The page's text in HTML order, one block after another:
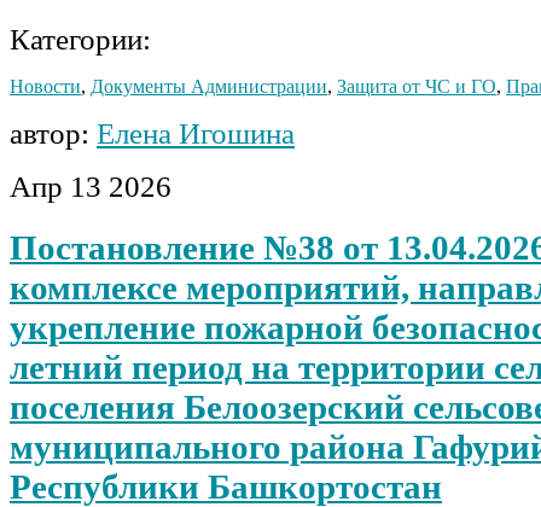
Категории:
Новости, Документы Администрации, Защита от ЧС и ГО,
автор: Елена Игошина
Апр 13 2026
Постановление №38 от
комплексе мероприятий,
укрепление пожарной
летний период на территории
поселения Белоозерский
муниципального района
Республики Башкортостан